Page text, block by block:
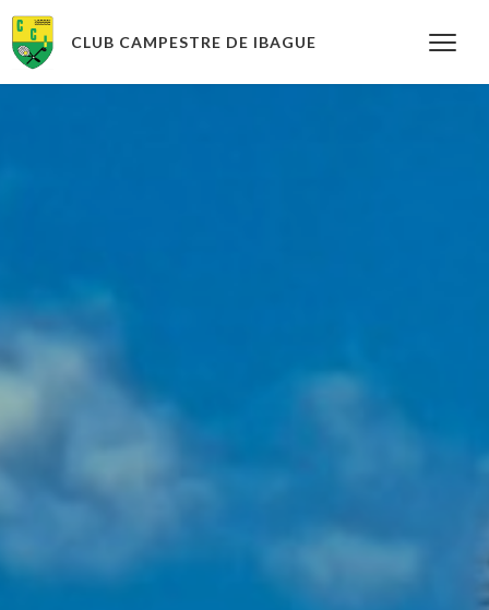
CLUB CAMPESTRE DE IBAGUE